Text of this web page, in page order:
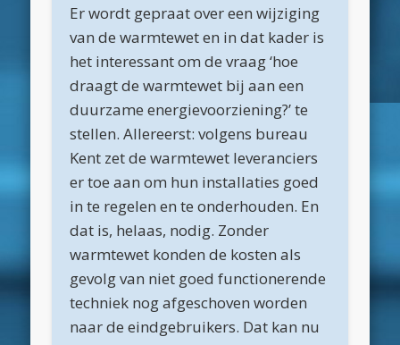
juni 2024
april 2024
maart 2024
februari 2024
november 2022
oktober 2022
maart 2022
april 2021
februari 2021
Er wordt gepraat over een wijziging
van de warmtewet en in dat kader is
het interessant om de vraag ‘hoe
draagt de warmtewet bij aan een
duurzame energievoorziening?’ te
stellen. Allereerst: volgens bureau
Kent zet de warmtewet leveranciers
er toe aan om hun installaties goed
in te regelen en te onderhouden. En
dat is, helaas, nodig. Zonder
warmtewet konden de kosten als
gevolg van niet goed functionerende
techniek nog afgeschoven worden
naar de eindgebruikers. Dat kan nu